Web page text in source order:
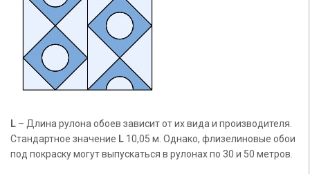
L – Длина рулона обоев зависит от их вида и производителя.
Стандартное значение L 10,05 м. Однако, флизелиновые обои
под покраску могут выпускаться в рулонах по 30 и 50 метров.